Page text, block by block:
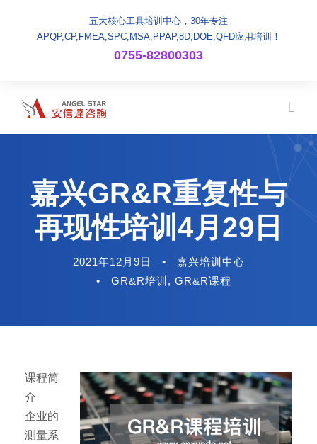
五大核心工具培训中心，30年专注
APQP,CP,FMEA,SPC,MSA,PPAP,8D,DOE,QFD应用培训！
0755-82800303
嘉兴GR&R重复性与
再现性培训4月29日
2021年12月9日 •
嘉兴培训中心
•
GR&R培训 , GR&R课程
课程简
介
企业的
测量系